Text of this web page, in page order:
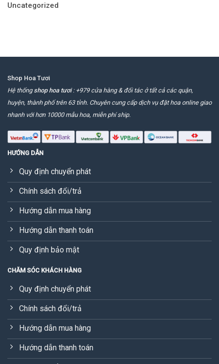
Uncategorized
Shop Hoa Tươi
Hệ thống shop hoa tươi: +979 cửa hàng & đối tác ở tất cả các quận,
huyện, thành phố trên 63 tỉnh. Chuyên cung cấp dịch vụ đặt hoa online giao
nhanh với hơn 10000 mẫu hoa, miễn phí ship.
HƯỚNG DẪN
Quy định chuyển phát
Chính sách đổi/trả
Hướng dẫn mua hàng
Hướng dẫn thanh toán
Quy định bảo mật
CHĂM SÓC KHÁCH HÀNG
Quy định chuyển phát
Chính sách đổi/trả
Hướng dẫn mua hàng
Hướng dẫn thanh toán